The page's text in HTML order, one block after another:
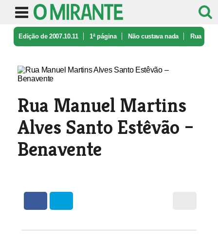
Edição de 2007.10.11 1ª página Não custava nada Rua
Rua Manuel Martins
Alves Santo Estêvão –
Benavente